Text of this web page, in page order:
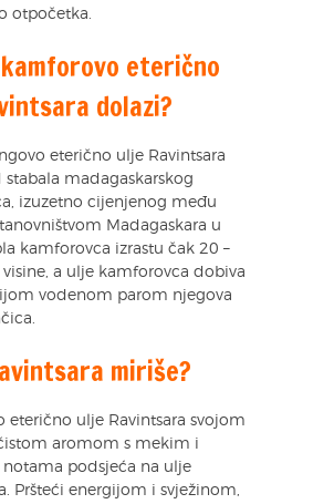
otpočetka.
eterično
dolazi?
eterično ulje Ravintsara
stabala madagaskarskog
izuzetno cijenjenog među
Madagaskara u
kamforovca izrastu čak 20 –
a ulje kamforovca dobiva
vodenom parom njegova
miriše?
eterično ulje Ravintsara svojom
aromom s mekim i
podsjeća na ulje
Pršteći energijom i svježinom,